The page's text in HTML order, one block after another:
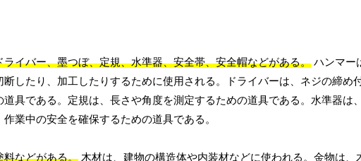
イバー、墨つぼ、定規、水準器、安全帯、安全帽などがある。 ハンマー
したり、加工したりするために使用される。ドライバーは、ネジの締め
具である。定規は、長さや角度を測定するための道具である。水準器は
業中の安全を確保するための道具である。
料などがある。 木材は、建物の構造体や内装材などに使われる。金物は、